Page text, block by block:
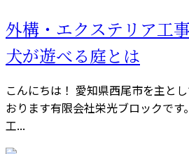
外構・エクステリア工
犬が遊べる庭とは
こんにちは！ 愛知県西尾市を主と
おります有限会社栄光ブロックで
工...